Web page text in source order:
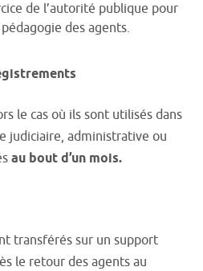
de l’autorité publique pour
des agents.
le cas où ils sont utilisés dans
judiciaire, administrative ou
au bout d’un mois.
transférés sur un support
le retour des agents au